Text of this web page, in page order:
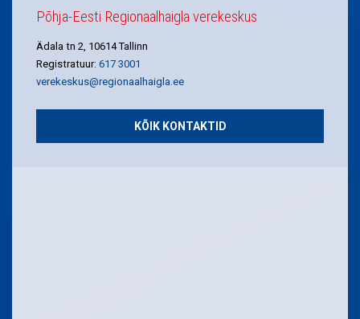
Põhja-Eesti Regionaalhaigla verekeskus
Ädala tn 2, 10614 Tallinn
Registratuur: 617 3001
verekeskus@regionaalhaigla.ee
KÕIK KONTAKTID